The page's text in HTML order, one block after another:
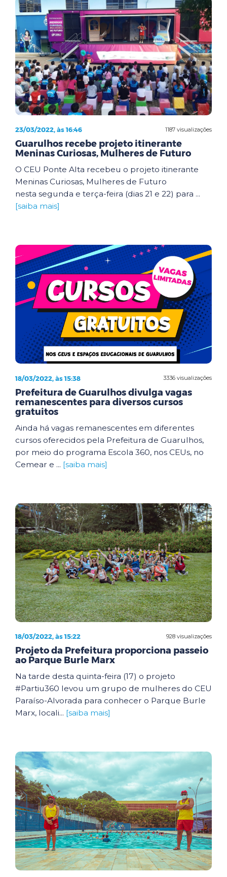
1187 visualizações
23/03/2022, às 16:46
Guarulhos recebe projeto itinerante
Meninas Curiosas, Mulheres de Futuro
O CEU Ponte Alta recebeu o projeto itinerante
Meninas Curiosas, Mulheres de Futuro
nesta segunda e terça-feira (dias 21 e 22) para ...
[saiba mais]
3336 visualizações
18/03/2022, às 15:38
Prefeitura de Guarulhos divulga vagas
remanescentes para diversos cursos
gratuitos
Ainda há vagas remanescentes em diferentes
cursos oferecidos pela Prefeitura de Guarulhos,
por meio do programa Escola 360, nos CEUs, no
Cemear e ... [saiba mais]
928 visualizações
18/03/2022, às 15:22
Projeto da Prefeitura proporciona passeio
ao Parque Burle Marx
Na tarde desta quinta-feira (17) o projeto
#Partiu360 levou um grupo de mulheres do CEU
Paraíso-Alvorada para conhecer o Parque Burle
Marx, locali... [saiba mais]